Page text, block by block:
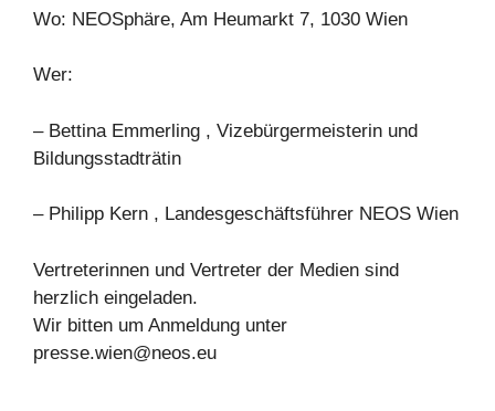
Wo: NEOSphäre, Am Heumarkt 7, 1030 Wien
Wer:
– Bettina Emmerling , Vizebürgermeisterin und
Bildungsstadträtin
– Philipp Kern , Landesgeschäftsführer NEOS Wien
Vertreterinnen und Vertreter der Medien sind
herzlich eingeladen.
Wir bitten um Anmeldung unter
presse.wien@neos.eu